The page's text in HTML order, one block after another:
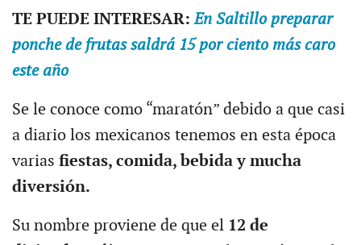
TE PUEDE INTERESAR:En Saltillo preparar
ponche de frutas saldrá 15 por ciento más caro
este año
Se le conoce como “maratón” debido a que casi
a diario los mexicanos tenemos en esta época
varias fiestas, comida, bebida y mucha
diversión.
Su nombre proviene de que el 12 de